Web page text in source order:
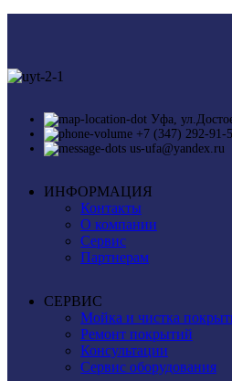
Уфа,
+7 (347) 292-91-
us-ufa@yandex.ru
ИНФОРМАЦИЯ
Контакты
О компании
Сервис
Партнерам
СЕРВИС
Мойка и чистка
Ремонт покрытий
Консультации
Сервис оборудования